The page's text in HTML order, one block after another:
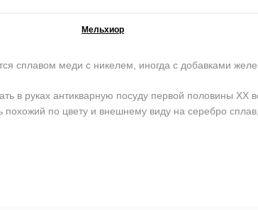
Мельхиор
меди с никелем, иногда с добавками
в руках антикварную посуду первой половины ХХ
похожий по цвету и внешнему виду на серебро